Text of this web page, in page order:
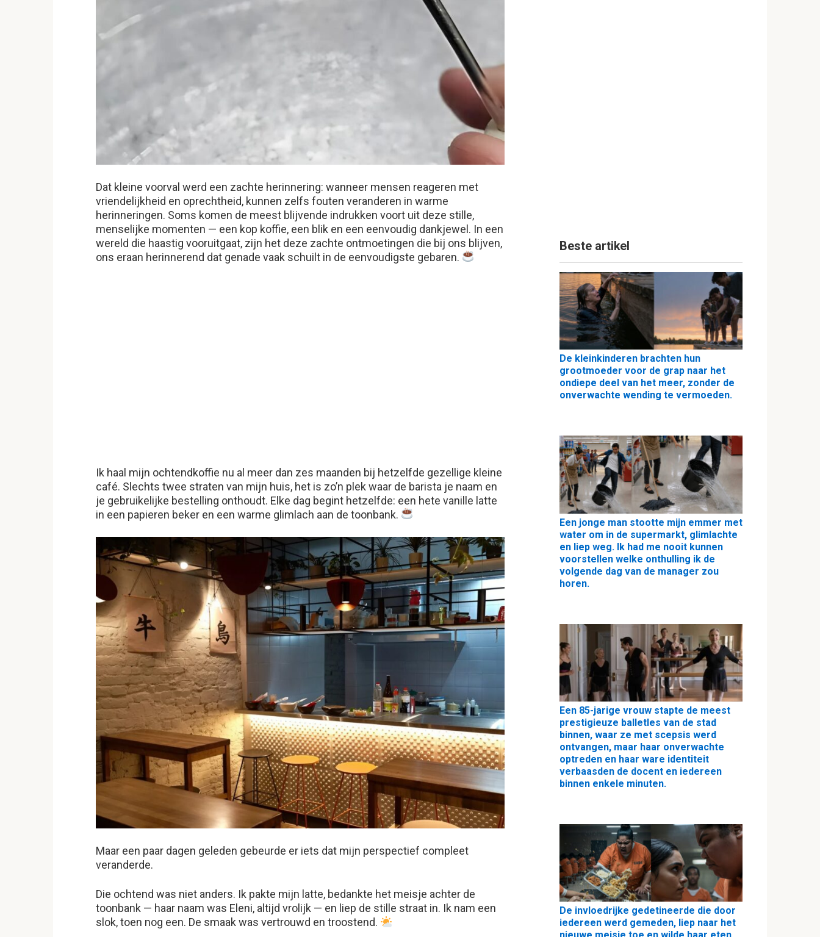
Dat kleine voorval werd een zachte herinnering: wanneer mensen reageren met
vriendelijkheid en oprechtheid, kunnen zelfs fouten veranderen in warme
herinneringen. Soms komen de meest blijvende indrukken voort uit deze stille,
menselijke momenten — een kop koffie, een blik en een eenvoudig dankjewel. In een
wereld die haastig vooruitgaat, zijn het deze zachte ontmoetingen die bij ons blijven,
ons eraan herinnerend dat genade vaak schuilt in de eenvoudigste gebaren.
Ik haal mijn ochtendkoffie nu al meer dan zes maanden bij hetzelfde gezellige kleine
café. Slechts twee straten van mijn huis, het is zo’n plek waar de barista je naam en
je gebruikelijke bestelling onthoudt. Elke dag begint hetzelfde: een hete vanille latte
in een papieren beker en een warme glimlach aan de toonbank.
Maar een paar dagen geleden gebeurde er iets dat mijn perspectief compleet
veranderde.
Die ochtend was niet anders. Ik pakte mijn latte, bedankte het meisje achter de
toonbank — haar naam was Eleni, altijd vrolijk — en liep de stille straat in. Ik nam een
slok, toen nog een. De smaak was vertrouwd en troostend.
Beste artikel
De kleinkinderen brachten hun
grootmoeder voor de grap naar het
ondiepe deel van het meer, zonder de
onverwachte wending te vermoeden.
Een jonge man stootte mijn emmer met
water om in de supermarkt, glimlachte
en liep weg. Ik had me nooit kunnen
voorstellen welke onthulling ik de
volgende dag van de manager zou
horen.
Een 85-jarige vrouw stapte de meest
prestigieuze balletles van de stad
binnen, waar ze met scepsis werd
ontvangen, maar haar onverwachte
optreden en haar ware identiteit
verbaasden de docent en iedereen
binnen enkele minuten.
De invloedrijke gedetineerde die door
iedereen werd gemeden, liep naar het